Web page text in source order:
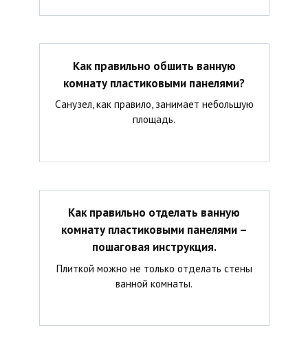
Как правильно обшить ванную
комнату пластиковыми панелями?
Санузел, как правило, занимает небольшую
площадь.
Как правильно отделать ванную
комнату пластиковыми панелями –
пошаговая инструкция.
Плиткой можно не только отделать стены
ванной комнаты.